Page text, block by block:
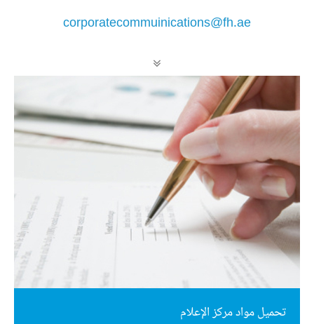
corporatecommuinications@fh.ae
تحميل مواد مركز الإعلام